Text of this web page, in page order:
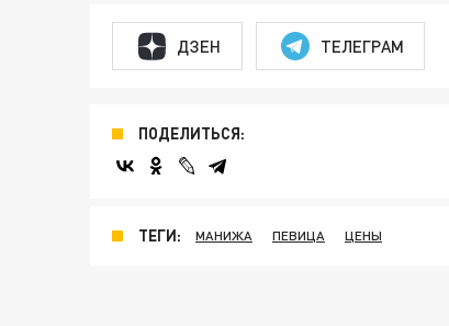
ДЗЕН ТЕЛЕГРАМ
ПОДЕЛИТЬСЯ:
ТЕГИ: МАНИЖА ПЕВИЦА ЦЕНЫ